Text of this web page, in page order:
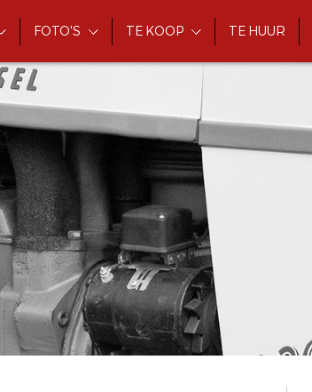
FOTO'S TE KOOP TE HUUR